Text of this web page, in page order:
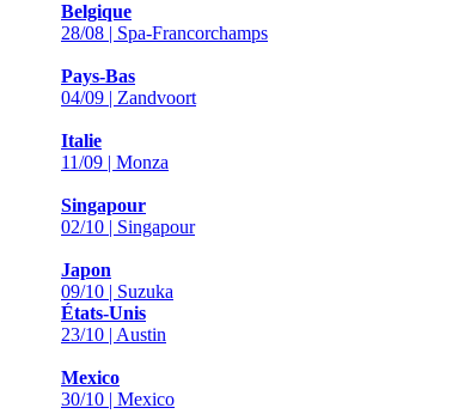
Belgique
28/08 | Spa-Francorchamps
Pays-Bas
04/09 | Zandvoort
Italie
11/09 | Monza
Singapour
02/10 | Singapour
Japon
09/10 | Suzuka
États-Unis
23/10 | Austin
Mexico
30/10 | Mexico